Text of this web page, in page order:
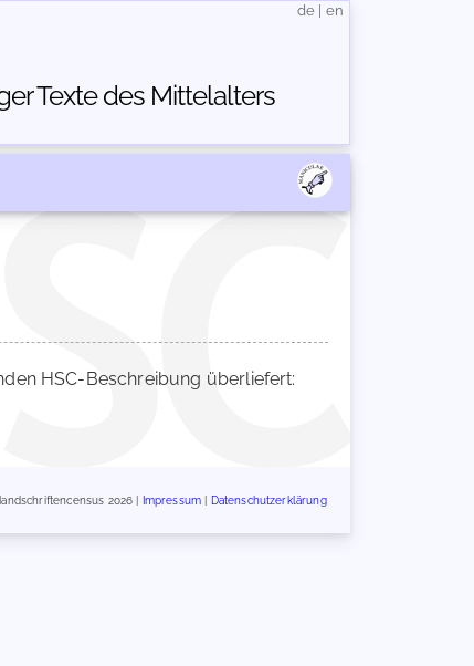
Texte des Mittelalters
de en
HSC-Beschreibung überliefert:
2026 | Impressum Datenschutzerklärung